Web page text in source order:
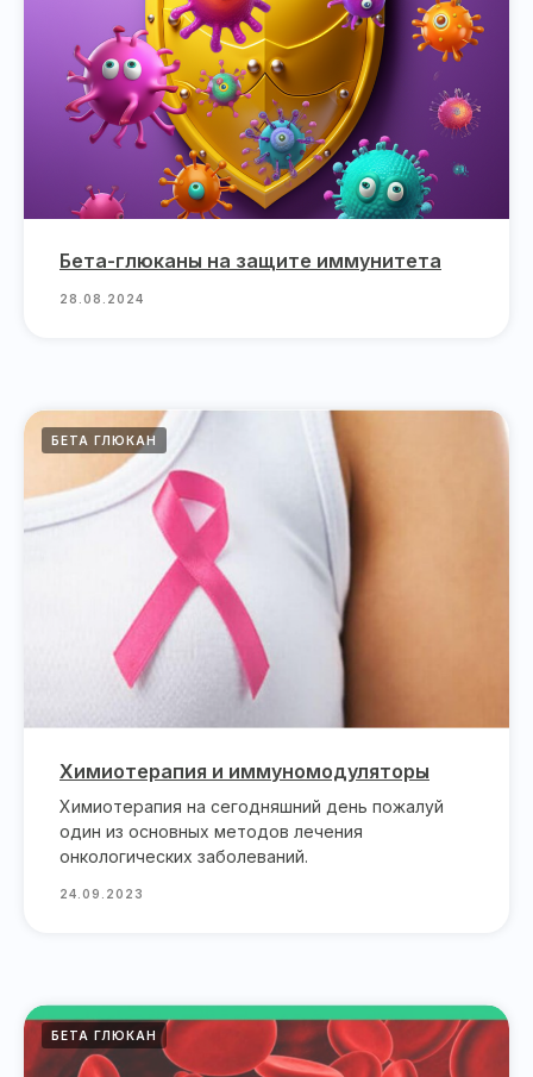
Бета-глюканы на защите иммунитета
28.08.2024
БЕТА ГЛЮКАН
Химиотерапия и иммуномодуляторы
Химиотерапия на сегодняшний день пожалуй
один из основных методов лечения
онкологических заболеваний.
24.09.2023
БЕТА ГЛЮКАН